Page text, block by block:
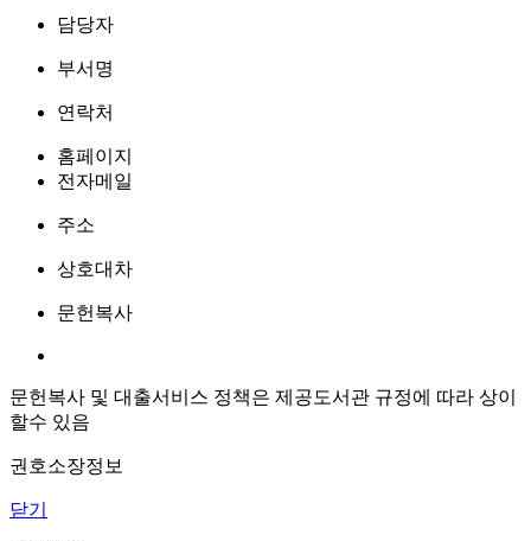
담당자
부서명
연락처
홈페이지
전자메일
주소
상호대차
문헌복사
문헌복사 및 대출서비스 정책은 제공도서관 규정에 따라 상이
할수 있음
권호소장정보
닫기